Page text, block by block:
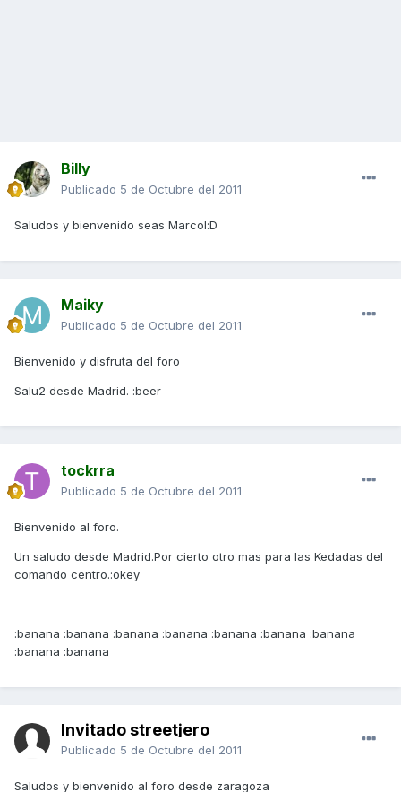
Billy
Publicado 5 de Octubre del 2011
Saludos y bienvenido seas Marcol:D
Maiky
Publicado 5 de Octubre del 2011
Bienvenido y disfruta del foro
Salu2 desde Madrid. :beer
tockrra
Publicado 5 de Octubre del 2011
Bienvenido al foro.
Un saludo desde Madrid.Por cierto otro mas para las Kedadas del
comando centro.:okey
:banana :banana :banana :banana :banana :banana :banana
:banana :banana
Invitado streetjero
Publicado 5 de Octubre del 2011
Saludos y bienvenido al foro desde zaragoza